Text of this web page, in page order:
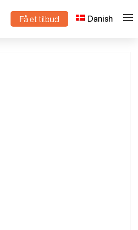
Få et tilbud Danish
Brugerdefineret blomstervogn Producent